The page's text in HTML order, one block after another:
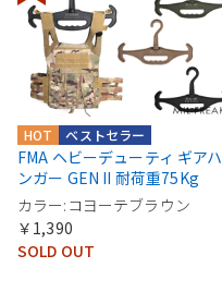
ベストセラー
HOT
FMA ヘビーデューティ ギアハ
ンガー GEN II 耐荷重75Kg
カラー:コヨーテブラウン
￥1,390
SOLD OUT